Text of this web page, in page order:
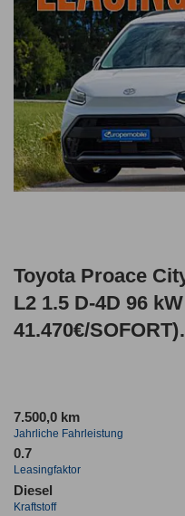
Toyota Proace
L2 1.5 D-4D 96
41.470€/SOFORT)
LED/WINTER/
7.500,0 km
Jahrliche Fahrleistung
0.7
Leasingfaktor
Diesel
Kraftstoff